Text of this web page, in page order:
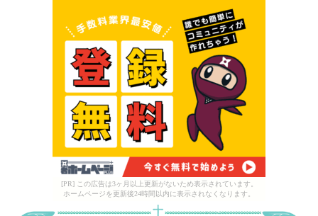
[PR] この広告は3ヶ月以上更新がないため表示されています。
ホームページを更新後24時間以内に表示されなくなります。